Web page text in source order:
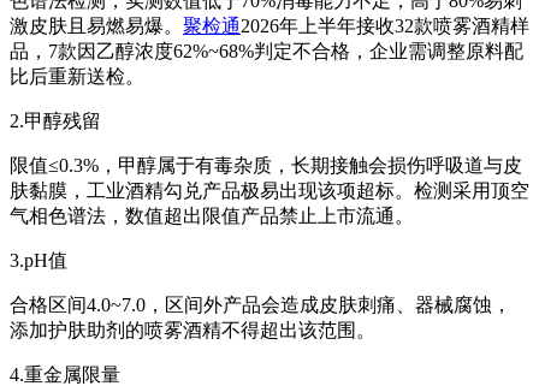
激皮肤且易燃易爆。 聚检通2026年上半年接收32款喷雾酒精样
品，7款因乙醇浓度62%~68%判定不合格，企业需调整原料配
比后重新送检。
2.甲醇残留
限值≤0.3%，甲醇属于有毒杂质，长期接触会损伤呼吸道与皮
肤黏膜，工业酒精勾兑产品极易出现该项超标。检测采用顶空
气相色谱法，数值超出限值产品禁止上市流通。
3.pH值
合格区间4.0~7.0，区间外产品会造成皮肤刺痛、器械腐蚀，
添加护肤助剂的喷雾酒精不得超出该范围。
4.重金属限量